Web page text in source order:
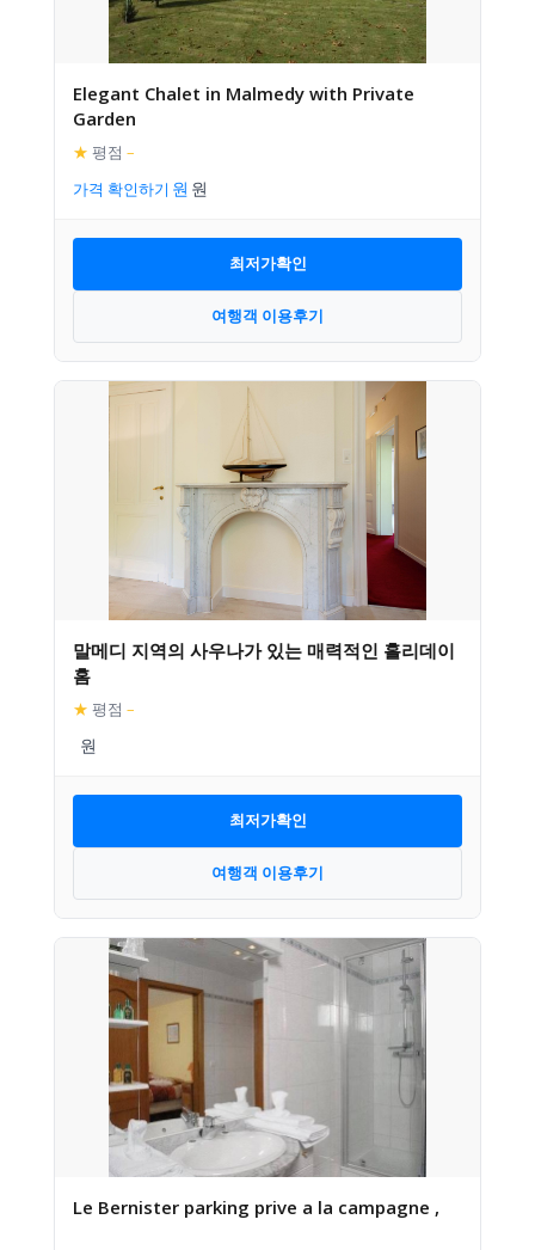
Elegant Chalet in Malmedy with Private
Garden
★ 평점 –
가격 확인하기
최저가확인
여행객 이용후기
말메디 지역의 사우나가 있는 매력적인 홀리데이
홈
★ 평점 –
최저가확인
여행객 이용후기
Le Bernister parking prive a la campagne ,